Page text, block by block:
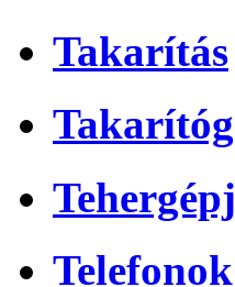
Takarítás
Telefonok